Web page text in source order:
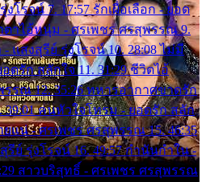
โรจน์ 7. 17:57 รักเผื่อเลือก - ยอด
ตาไอ้หนุ่ม - ศรเพชร ศรสุพรรณ 9.
แสงสุรีย์ รุ่งโรจน์ 10. 28:08 ไม่มี
ดรัก สลักใจ 11. 31:29 ชีวิตไอ้
รณ 12. 35:26 ทหารอากาศขาดรัก
39:01 คนหัวใจโทรม - ยอดรัก สลัก
ยแน่ - ศรเพชร ศรสุพรรณ 15. 46:35
ย์ รุ่งโรจน์ 16. 49:57 กำนันกำใน -
สาวบริสุทธิ์ - ศรเพชร ศรสุพรรณ